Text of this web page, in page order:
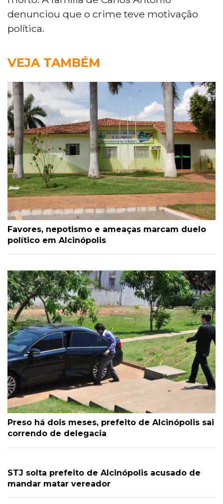
denunciou que o crime teve motivação
política.
VEJA TAMBÉM
Favores, nepotismo e ameaças marcam duelo
político em Alcinópolis
Preso há dois meses, prefeito de Alcinópolis sai
correndo de delegacia
STJ solta prefeito de Alcinópolis acusado de
mandar matar vereador